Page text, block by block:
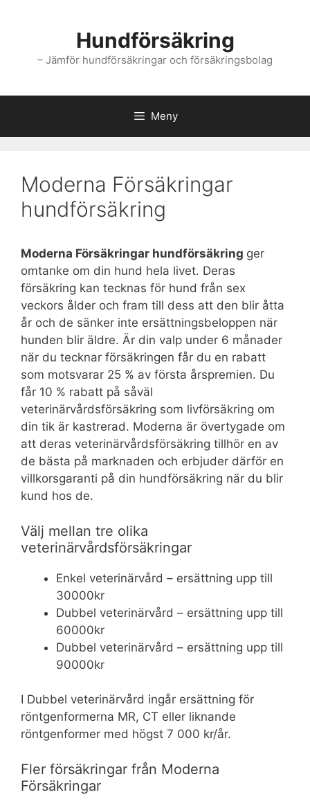
Hundförsäkring
– Jämför hundförsäkringar och försäkringsbolag
Meny
Moderna Försäkringar
hundförsäkring
Moderna Försäkringar hundförsäkring ger
omtanke om din hund hela livet. Deras
försäkring kan tecknas för hund från sex
veckors ålder och fram till dess att den blir åtta
år och de sänker inte ersättningsbeloppen när
hunden blir äldre. Är din valp under 6 månader
när du tecknar försäkringen får du en rabatt
som motsvarar 25 % av första årspremien. Du
får 10 % rabatt på såväl
veterinärvårdsförsäkring som livförsäkring om
din tik är kastrerad. Moderna är övertygade om
att deras veterinärvårdsförsäkring tillhör en av
de bästa på marknaden och erbjuder därför en
villkorsgaranti på din hundförsäkring när du blir
kund hos de.
Välj mellan tre olika
veterinärvårdsförsäkringar
Enkel veterinärvård – ersättning upp till
30000kr
Dubbel veterinärvård – ersättning upp till
60000kr
Dubbel veterinärvård – ersättning upp till
90000kr
I Dubbel veterinärvård ingår ersättning för
röntgenformerna MR, CT eller liknande
röntgenformer med högst 7 000 kr/år.
Fler försäkringar från Moderna
Försäkringar